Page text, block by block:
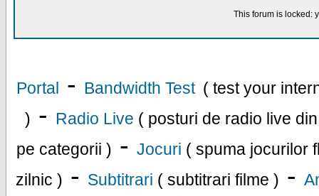
This forum is locked:
Portal - Bandwidth Test ( test your
) - Radio Live ( posturi de radio live
pe categorii ) - Jocuri ( spuma jocurilor
zilnic ) - Subtitrari ( subtitrari filme ) -